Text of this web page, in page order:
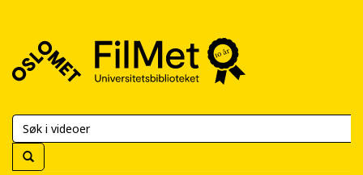
FilMet
Universitetsbiblioteket